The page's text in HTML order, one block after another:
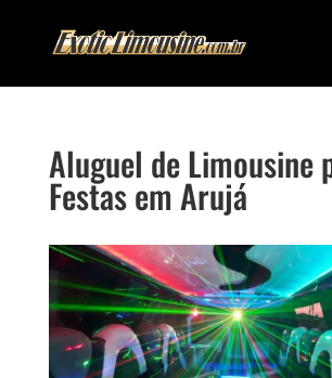
Aluguel de Limousine
Festas em Arujá